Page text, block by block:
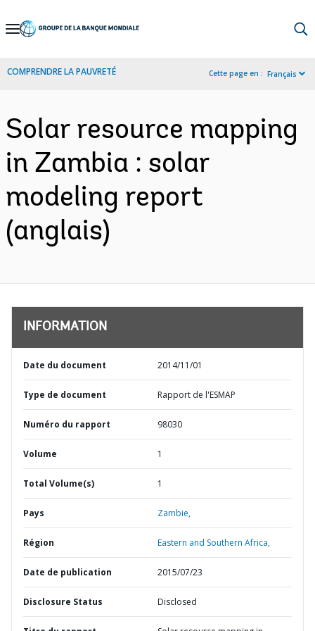
Skip
Navigation
COMPRENDRE LA PAUVRETÉ Cette page en : Français
Solar resource mapping
in Zambia : solar
modeling report
(anglais)
INFORMATION
Date du document 2014/11/01
Type de document Rapport de l'ESMAP
Numéro du rapport 98030
Volume 1
Total Volume(s) 1
Pays Zambie,
Région Eastern and Southern Africa,
Date de publication 2015/07/23
Disclosure Status Disclosed